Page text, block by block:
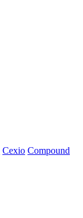
Cexio Compound